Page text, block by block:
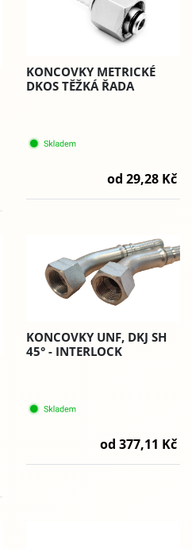
KONCOVKY METRICKÉ
DKOS TĚŽKÁ ŘADA
od 29,28 Kč
KONCOVKY UNF, DKJ SH
45° - INTERLOCK
od 377,11 Kč